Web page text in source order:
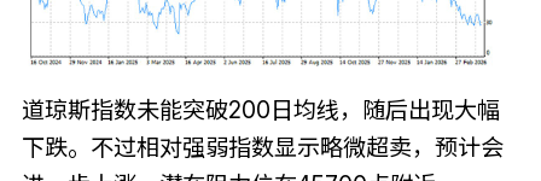
道琼斯指数未能突破200日均线，随后出现大幅
下跌。不过相对强弱指数显示略微超卖，预计会